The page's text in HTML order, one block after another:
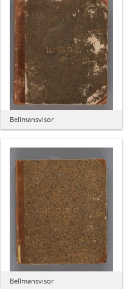
Bellmansvisor
Bellmansvisor